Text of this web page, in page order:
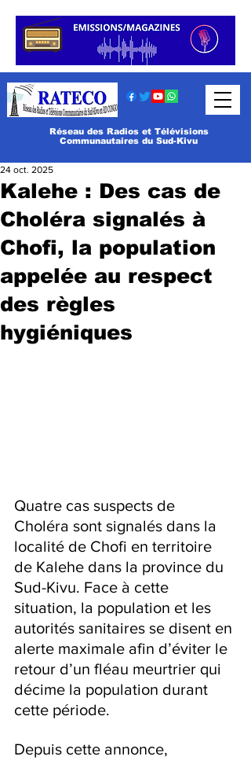
Réseau des Radios et Télévisions
Communautaires du Sud-Kivu
Kalehe : Des cas de
Choléra signalés à
Chofi, la population
appelée au respect
des règles
hygiéniques
24 oct. 2025
Quatre cas suspects de
Choléra sont signalés dans la
localité de Chofi en territoire
de Kalehe dans la province du
Sud-Kivu. Face à cette
situation, la population et les
autorités sanitaires se disent en
alerte maximale afin d’éviter le
retour d’un fléau meurtrier qui
décime la population durant
cette période.
Depuis cette annonce,